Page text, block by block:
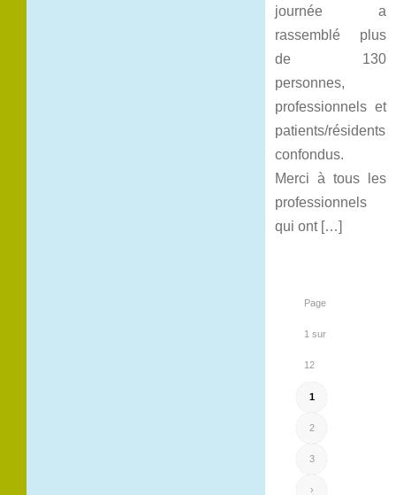
journée a
rassemblé plus
de 130
personnes,
professionnels et
patients/résidents
confondus.
Merci à tous les
professionnels
qui ont […]
Page
1 sur
12
1
2
3
›